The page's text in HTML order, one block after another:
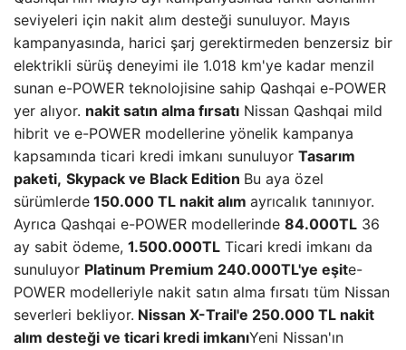
seviyeleri için nakit alım desteği sunuluyor. Mayıs
kampanyasında, harici şarj gerektirmeden benzersiz bir
elektrikli sürüş deneyimi ile 1.018 km'ye kadar menzil
sunan e-POWER teknolojisine sahip Qashqai e-POWER
yer alıyor. nakit satın alma fırsatı Nissan Qashqai mild
hibrit ve e-POWER modellerine yönelik kampanya
kapsamında ticari kredi imkanı sunuluyor Tasarım
paketi, Skypack ve Black Edition Bu aya özel
sürümlerde 150.000 TL nakit alım ayrıcalık tanınıyor.
Ayrıca Qashqai e-POWER modellerinde 84.000TL 36
ay sabit ödeme, 1.500.000TL Ticari kredi imkanı da
sunuluyor Platinum Premium 240.000TL'ye eşite-
POWER modelleriyle nakit satın alma fırsatı tüm Nissan
severleri bekliyor. Nissan X-Trail'e 250.000 TL nakit
alım desteği ve ticari kredi imkanıYeni Nissan'ın